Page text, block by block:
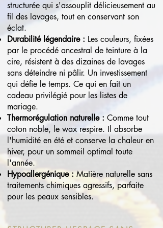
structurée qui s'assouplit délicieusement au
fil des lavages, tout en conservant son
éclat.
Durabilité légendaire : Les couleurs, fixées
par le procédé ancestral de teinture à la
cire, résistent à des dizaines de lavages
sans déteindre ni pâlir. Un investissement
qui défie le temps.​ Ce qui en fait un
cadeau privilégié pour les listes de
mariage.
Thermorégulation naturelle : Comme tout
coton noble, le wax respire. Il absorbe
l'humidité en été et conserve la chaleur en
hiver, pour un sommeil optimal toute
l'année.
Hypoallergénique : Matière naturelle sans
traitements chimiques agressifs, parfaite
pour les peaux sensibles.